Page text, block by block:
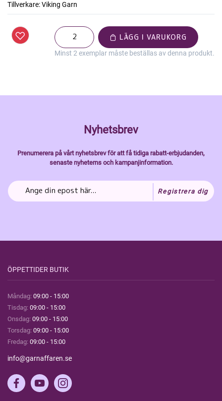
Tillverkare:Viking Garn
LÄGG I VARUKORG
Minst 2 exemplar måste beställas av denna produkt.
Nyhetsbrev
Prenumerera på vårt nyhetsbrev för att få tidiga rabatt-erbjudanden,
senaste nyheterns och kampanjinformation.
Registrera dig
ÖPPETTIDER BUTIK
Måndag: 09:00 - 15:00
Tisdag: 09:00 - 15:00
Onsdag: 09:00 - 15:00
Torsdag: 09:00 - 15:00
Fredag: 09:00 - 15:00
info@garnaffaren.se